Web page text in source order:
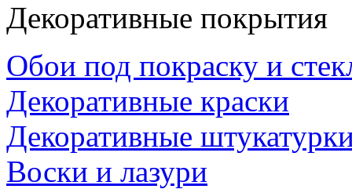
Декоративные покрытия
Обои под покраску и
Декоративные краски
Декоративные
Воски и лазури